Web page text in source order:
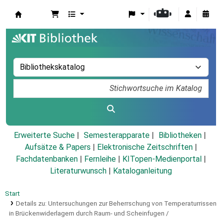
Erweiterte Suche Semesterapparate
Bibliotheken
Aufsätze & Papers
Elektronische Zeitschriften
Fachdatenbanken
Fernleihe KITopen-Medienportal
Literaturwunsch
Kataloganleitung
Start
Details zu: Untersuchungen zur Beherrschung von Temperaturrissen
in Brückenwiderlagern durch Raum- und Scheinfugen /